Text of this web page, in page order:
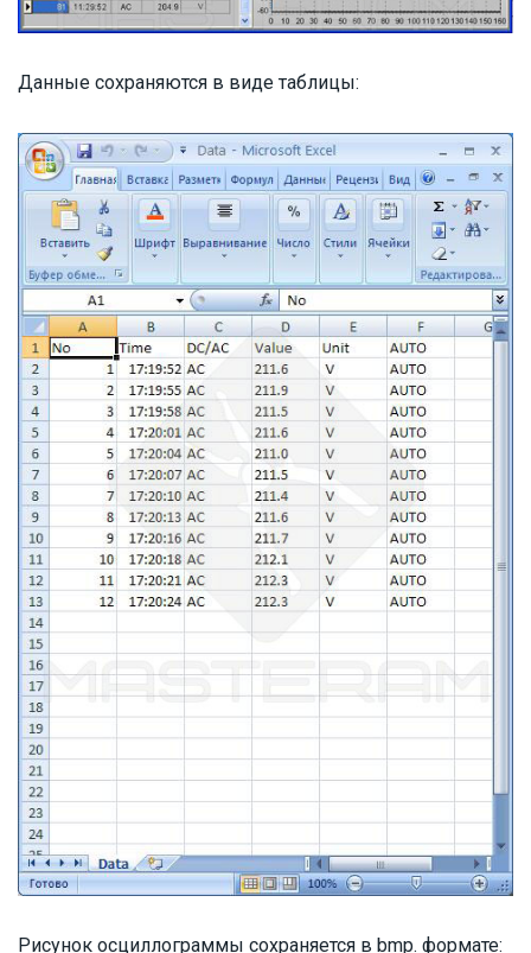
Данные сохраняются в виде таблицы:
Рисунок осциллограммы сохраняется в bmp. формате: